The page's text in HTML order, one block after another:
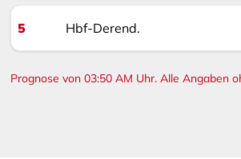
5 Hbf-Derend.
Prognose von 03:50 AM Uhr. Alle Angaben